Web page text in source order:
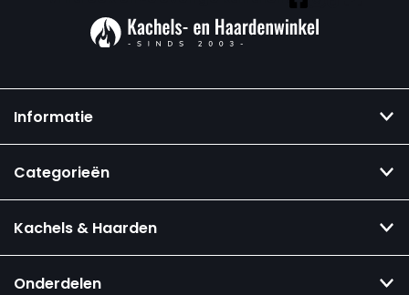
Informatie
Categorieën
Kachels & Haarden
Onderdelen